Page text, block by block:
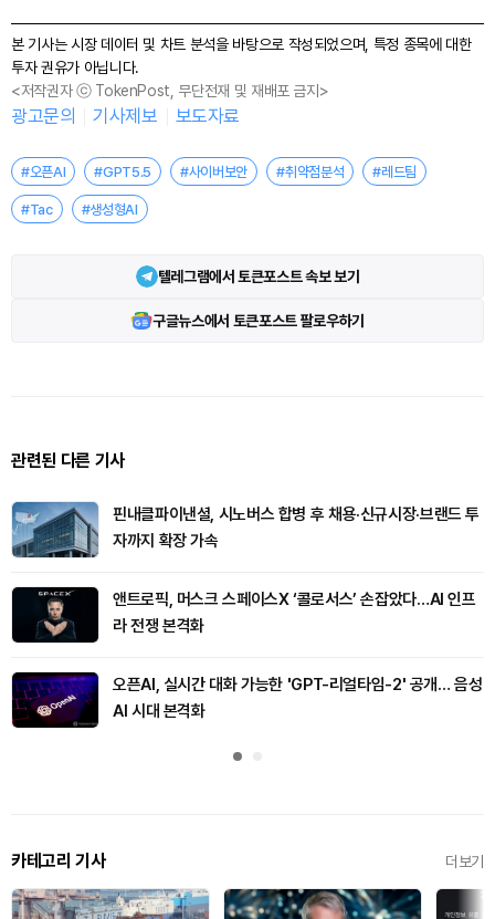
본 기사는 시장 데이터 및 차트 분석을 바탕으로 작성되었으며, 특정 종목에 대한
투자 권유가 아닙니다.
<저작권자 ⓒ TokenPost, 무단전재 및 재배포 금지>
광고문의 기사제보 보도자료
#오픈AI #GPT5.5 #사이버보안 #취약점분석 #레드팀
#Tac #생성형AI
텔레그램에서 토큰포스트 속보 보기
구글뉴스에서 토큰포스트 팔로우하기
관련된 다른 기사
핀내클파이낸셜, 시노버스 합병 후 채용·신규시장·브랜드 투
자까지 확장 가속
앤트로픽, 머스크 스페이스X ‘콜로서스’ 손잡았다…AI 인프
라 전쟁 본격화
오픈AI, 실시간 대화 가능한 'GPT-리얼타임-2' 공개… 음성
AI 시대 본격화
카테고리 기사 더보기